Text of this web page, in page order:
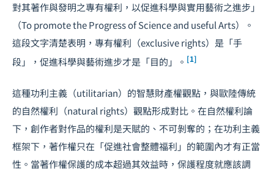
對其著作與發明之專有權利，以促進科學與實用藝術之進步」
（To promote the Progress of Science and useful Arts）。
這段文字清楚表明，專有權利（exclusive rights）是「手
段」，促進科學與藝術進步才是「目的」。 [1]
這種功利主義（utilitarian）的智慧財產權觀點，與歐陸傳統
的自然權利（natural rights）觀點形成對比。在自然權利論
下，創作者對作品的權利是天賦的、不可剝奪的；在功利主義
框架下，著作權只在「促進社會整體福利」的範圍內才有正當
性。當著作權保護的成本超過其效益時，保護程度就應該調